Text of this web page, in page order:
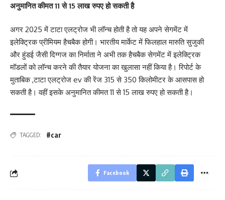
अनुमानित कीमत 11 से 15 लाख रुपए हो सकती है
अगर 2025 में टाटा एलट्रोज भी लॉन्च होती है तो यह अपने सेगमेंट में
इलेक्ट्रिक प्रीमियम हैचबैक होगी। भारतीय मार्केट में फिलहाल मारुति सुजुकी
और हुंडई जैसी दिग्गज का निर्माता ने अभी तक हैचबैक सेगमेंट में इलेक्ट्रिक
मॉडलों को लॉन्च करने की तैयार योजना का खुलासा नहीं किया है। रिपोर्ट के
मुताबिक ,टाटा एलट्रोज ev की रेंज 315 से 350 किलोमीटर के आसपास हो
सकती है। वहीं इसके अनुमानित कीमत 11 से 15 लाख रुपए हो सकती है।
TAGGED: #car
Facebook